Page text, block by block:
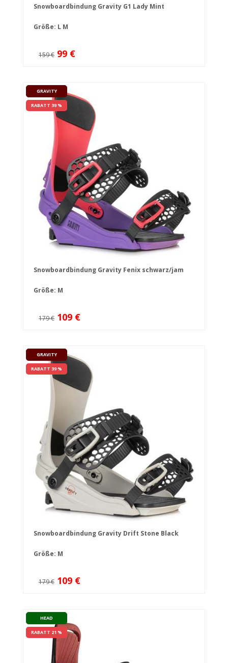
Snowboardbindung Gravity G1 Lady Mint
Größe: L M
159 € 99 €
GRAVITY
RABATT 39 %
Snowboardbindung Gravity Fenix schwarz/jam
Größe: M
179 € 109 €
GRAVITY
RABATT 39 %
Snowboardbindung Gravity Drift Stone Black
Größe: M
179 € 109 €
HEAD
RABATT 21 %